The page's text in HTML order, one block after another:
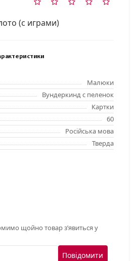
(с играми)
Малюки
Вундеркинд с пеленок
Картки
60
Російська мова
Тверда
щойно товар з’явиться у
Повідомити